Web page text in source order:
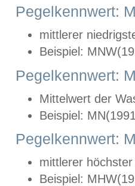
Pegelkennwert:
mittlerer
Beispiel:
Pegelkennwert:
Mittelwert der
Beispiel:
Pegelkennwert:
mittlerer
Beispiel: